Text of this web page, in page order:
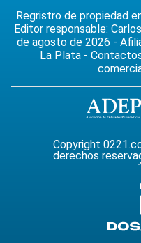
Regristro de propiedad
Editor responsable:
de agosto de 2026 -
La Plata -
Copyright
derechos